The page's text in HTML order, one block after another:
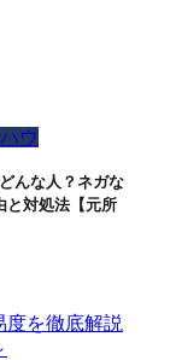
ウ
んな人？ネガな
と対処法【元所
度を徹底解説